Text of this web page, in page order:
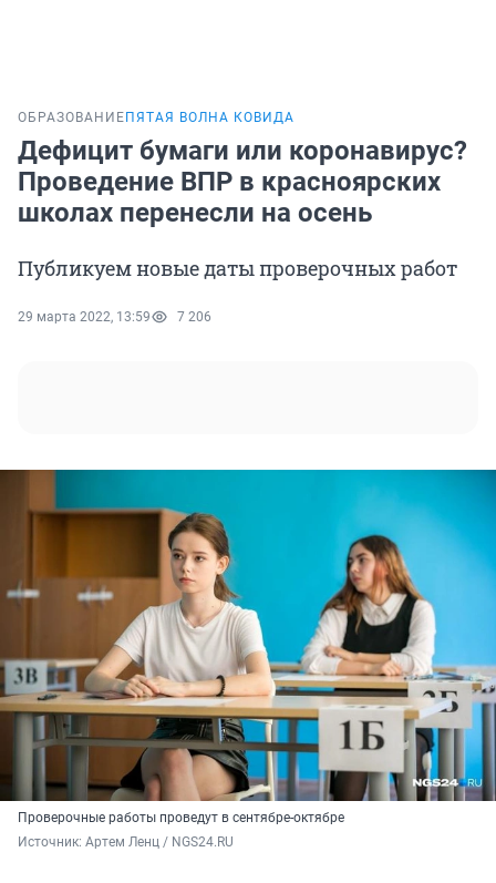
ОБРАЗОВАНИЕ ПЯТАЯ ВОЛНА КОВИДА
Дефицит бумаги или коронавирус?
Проведение ВПР в красноярских
школах перенесли на осень
Публикуем новые даты проверочных работ
29 марта 2022, 13:59 7 206
Проверочные работы проведут в сентябре-октябре
Источник: Артем Ленц / NGS24.RU